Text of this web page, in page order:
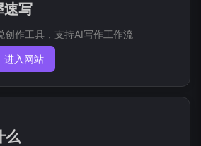
速写
创作工具，支持AI写作工作流
进入网站
么